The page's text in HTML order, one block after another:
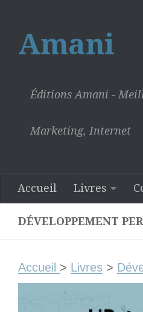
Amani
Éditions Amani -
Marketing, Internet
Accueil Livres
DÉVELOPPEMENT
Accueil > Livres >